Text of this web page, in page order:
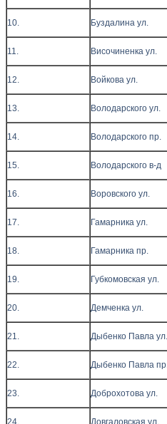
10. Буздалина ул.
11. Височиненка ул.
12. Войкова ул.
13. Володарского ул.
14. Володарского пр.
15. Володарского в-д
16. Воровского ул.
17. Гамарника ул.
18. Гамарника пр.
19. Губкомовская ул.
20. Демченка ул.
21. Дыбенко Павла ул.
22. Дыбенко Павла пр.
23. Доброхотова ул.
24. Довгаловская ул.